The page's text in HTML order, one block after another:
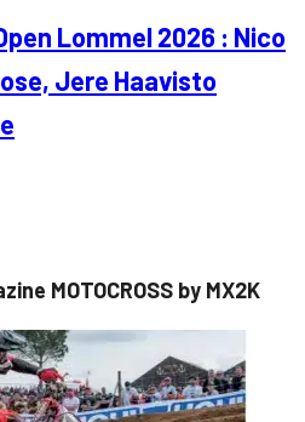
Lommel 2026 : Nico
Jere Haavisto
MOTOCROSS by MX2K